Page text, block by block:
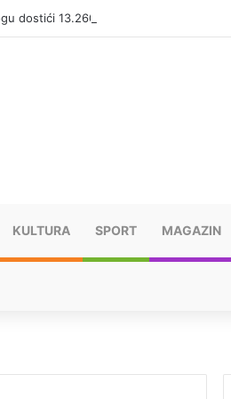
dostići 13.260 evra
KULTURA SPORT MAGAZIN